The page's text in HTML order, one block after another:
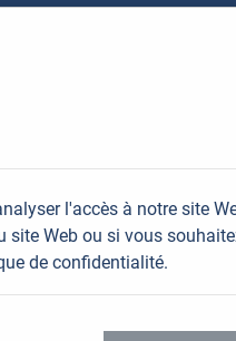
l'accès à notre site
Web ou si vous
de confidentialité.